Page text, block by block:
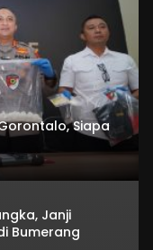
Siapa
Janji
Bumerang